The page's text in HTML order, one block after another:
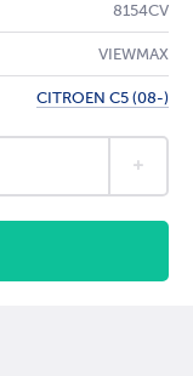
8154CV
VIEWMAX
CITROEN C5 (08-)